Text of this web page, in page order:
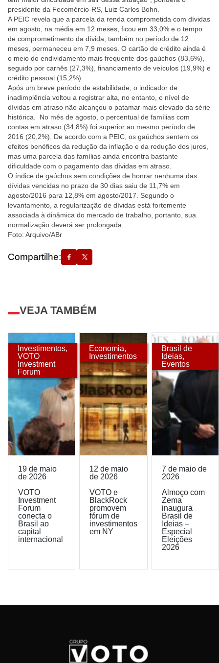
presidente da Fecomércio-RS, Luiz Carlos Bohn.
A PEIC revela que a parcela da renda comprometida com dívidas
em agosto, na média em 12 meses, ficou em 33,0% e o tempo
de comprometimento da dívida, também no período de 12
meses, permaneceu em 7,9 meses. O cartão de crédito ainda é
o meio do endividamento mais frequente dos gaúchos (83,6%),
seguido por carnês (27,3%), financiamento de veículos (19,9%) e
crédito pessoal (15,2%).
Após um breve período de estabilidade, o indicador de
inadimplência voltou a registrar alta, no entanto, o nível de
dívidas em atraso não alcançou o patamar mais elevado da série
histórica. No mês de agosto, o percentual de famílias com
contas em atraso (34,8%) foi superior ao mesmo período de
2016 (20,2%). De acordo com a PEIC, os gaúchos sentem os
efeitos benéficos da redução da inflação e da redução dos juros,
mas uma parcela das famílias ainda encontra bastante
dificuldade com o pagamento das dívidas em atraso.
O índice de gaúchos sem condições de honrar nenhuma das
dívidas vencidas no prazo de 30 dias saiu de 11,7% em
agosto/2016 para 12,8% em agosto/2017. Segundo o
levantamento, a regularização de dívidas está fortemente
associada à dinâmica do mercado de trabalho, portanto, sua
normalização deverá ser prolongada.
Foto: Arquivo/ABr
Compartilhe:
VEJA TAMBÉM
Investimentos,
VOTO
Investment
Forum
19 de maio
de 2026
VOTO
Investment
Forum
conecta o
Brasil ao
capital
internacional
Economia,
Investimentos
12 de maio
de 2026
VOTO e
BlackRock
promovem
fórum de
investimentos
em NY
Brasil de
Ideias,
Eventos
7 de maio de
2026
Almoço com
Zema
inaugura
Brasil de
Ideias –
Especial
Eleições
2026